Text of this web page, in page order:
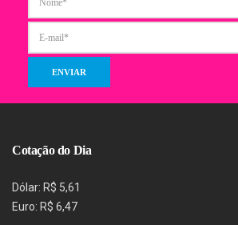
Cotação do Dia
Dólar: R$ 5,61
Euro: R$ 6,47